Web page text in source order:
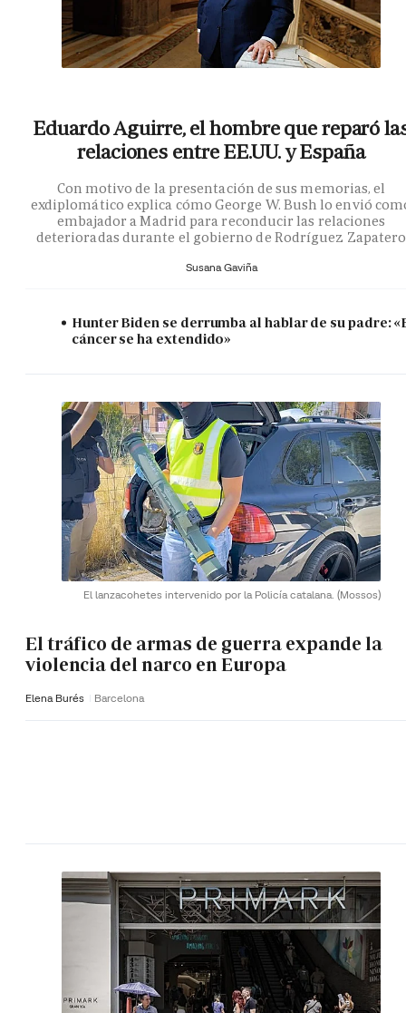
Eduardo Aguirre, el hombre que reparó
relaciones entre EE.UU. y España
Con motivo de la presentación de sus memorias, el
exdiplomático explica cómo George W. Bush lo envió
embajador a Madrid para reconducir las relaciones
deterioradas durante el gobierno de Rodríguez Zapatero
Susana Gaviña
Hunter Biden se derrumba al hablar de su padre:
cáncer se ha extendido»
El lanzacohetes intervenido por la Policía catalana. (Mossos)
El tráfico de armas de guerra expande la
violencia del narco en Europa
Elena Burés Barcelona